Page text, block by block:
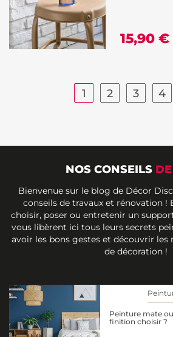
15,90 €
1 2 3 4
NOS CONSEILS
Bienvenue sur le blog de Décor
conseils de travaux et rénovation !
choisir, poser ou entretenir un
vous libèrent ici tous leurs secrets
avoir les bons gestes et découvrir les
de décoration !
Peinture mate
finition choisir ?